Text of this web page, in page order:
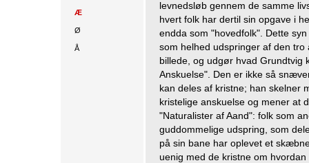
Æ
Ø
Å
levnedsløb gennem de samme
hvert folk har dertil sin opgave i
endda som "hovedfolk". Dette
som helhed udspringer af den tro
billede, og udgør hvad Grundtvig
Anskuelse". Den er ikke så
kan deles af kristne; han skelner
kristelige anskuelse og mener at
"Naturalister af Aand": folk som
guddommelige udspring, som
på sin bane har oplevet et
uenig med de kristne om